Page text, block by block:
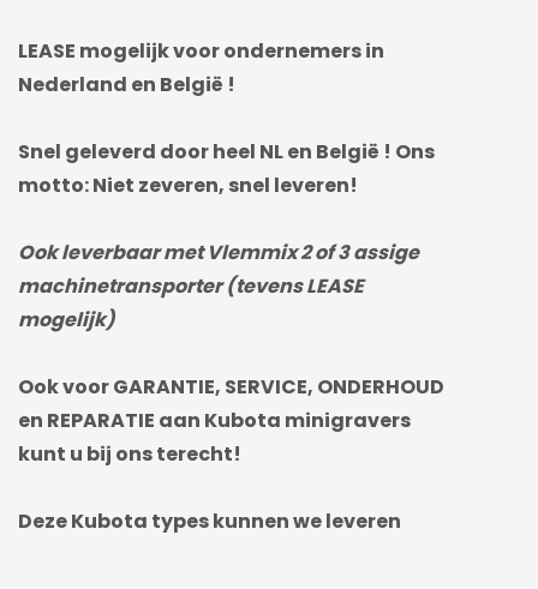
LEASE mogelijk voor ondernemers in
Nederland en België !
Snel geleverd door heel NL en België ! Ons
motto: Niet zeveren, snel leveren!
Ook leverbaar met Vlemmix 2 of 3 assige
machinetransporter (tevens LEASE
mogelijk)
Ook voor GARANTIE, SERVICE, ONDERHOUD
en REPARATIE aan Kubota minigravers
kunt u bij ons terecht!
Deze Kubota types kunnen we leveren